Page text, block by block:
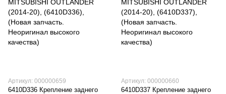
Артикул: 000000659
6410D336 Крепление заднего
Артикул: 000000660
6410D337 Крепление заднего